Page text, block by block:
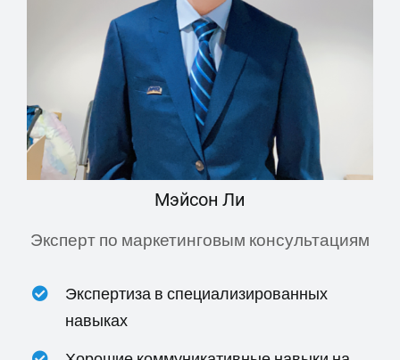
Мэйсон Ли
Эксперт по маркетинговым консультациям
Экспертиза в специализированных
навыках